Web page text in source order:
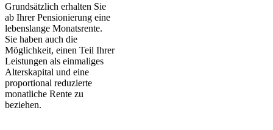
Grundsätzlich erhalten Sie
ab Ihrer Pensionierung eine
lebenslange Monatsrente.
Sie haben auch die
Möglichkeit, einen Teil Ihrer
Leistungen als einmaliges
Alterskapital und eine
proportional reduzierte
monatliche Rente zu
beziehen.